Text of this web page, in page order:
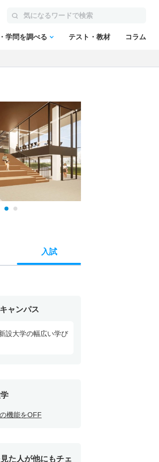
学問を調べる テスト・教材 コラム
入試
ャンパス
設大学の幅広い学び
機能をOFF
た人が他にもチェ